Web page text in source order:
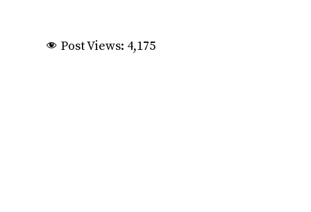
Post Views: 4,175